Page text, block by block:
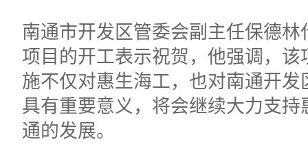
南通市开发区管委会副主任保德
项目的开工表示祝贺，他强调，
施不仅对惠生海工，也对南通开
具有重要意义，将会继续大力支
通的发展。